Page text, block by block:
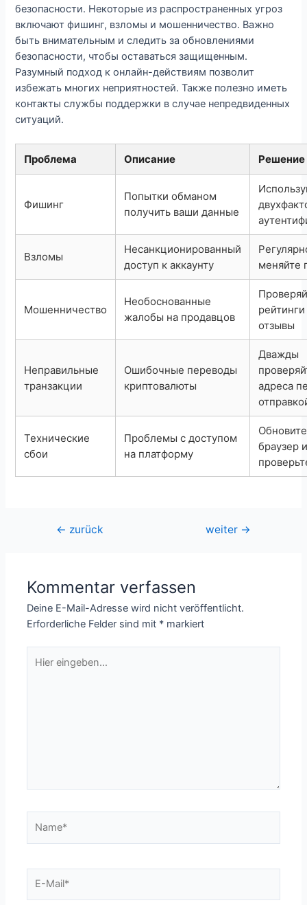
безопасности. Некоторые из распространенных угроз
включают фишинг, взломы и мошенничество. Важно
быть внимательным и следить за обновлениями
безопасности, чтобы оставаться защищенным.
Разумный подход к онлайн-действиям позволит
избежать многих неприятностей. Также полезно иметь
контакты службы поддержки в случае непредвиденных
ситуаций.
Проблема Описание Решение
Фишинг
Попытки обманом
получить ваши данные
Взломы
Несанкционированный
доступ к аккаунту
меняйте
Мошенничество
Необоснованные
жалобы на продавцов
отзывы
Неправильные
транзакции
Ошибочные переводы
криптовалюты
Дважды
адреса
Технические
сбои
Проблемы с доступом
на платформу
Обновите
браузер
Beitragsnavigation
← zurück weiter →
Kommentar verfassen
Deine E-Mail-Adresse wird nicht veröffentlicht.
Erforderliche Felder sind mit * markiert
eingeben…
Mail*